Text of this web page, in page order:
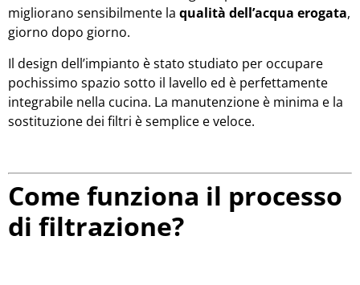
migliorano sensibilmente la qualità dell’acqua erogata,
giorno dopo giorno.
Il design dell’impianto è stato studiato per occupare
pochissimo spazio sotto il lavello ed è perfettamente
integrabile nella cucina. La manutenzione è minima e la
sostituzione dei filtri è semplice e veloce.
Come funziona il processo
di filtrazione?